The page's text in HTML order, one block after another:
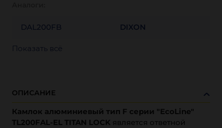
DAL200FB DIXON
Показать всё
ОПИСАНИЕ
Камлок алюминиевый тип F серии "EcoLine"
TL200FAL-EL TITAN LOCK является ответной